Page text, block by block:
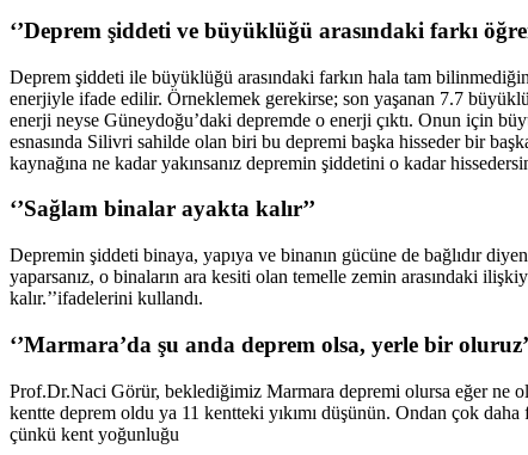
‘’Deprem şiddeti ve büyüklüğü arasındaki farkı
Deprem şiddeti ile büyüklüğü arasındaki farkın hala tam
enerjiyle ifade edilir. Örneklemek gerekirse; son yaşanan 7.7
enerji neyse Güneydoğu’daki depremde o enerji çıktı. Onun için
esnasında Silivri sahilde olan biri bu depremi başka hisseder bir
kaynağına ne kadar yakınsanız depremin şiddetini o kadar
‘’Sağlam binalar ayakta kalır’’
Depremin şiddeti binaya, yapıya ve binanın gücüne de bağlıdır
yaparsanız, o binaların ara kesiti olan temelle zemin arasındaki
kalır.’’ifadelerini kullandı.
‘’Marmara’da şu anda deprem olsa, yerle bir
Prof.Dr.Naci Görür, beklediğimiz Marmara depremi olursa eğer ne
kentte deprem oldu ya 11 kentteki yıkımı düşünün. Ondan çok
çünkü kent yoğunluğu